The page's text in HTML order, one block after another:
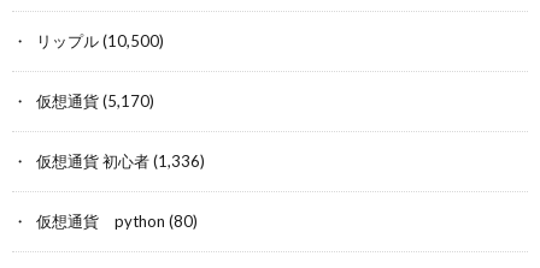
リップル(10,500)
仮想通貨(5,170)
仮想通貨 初心者(1,336)
仮想通貨 python (80)